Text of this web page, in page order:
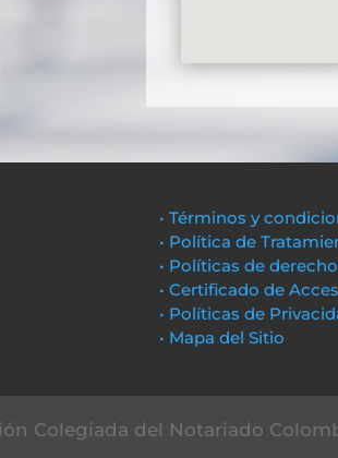
• Términos y
• Política de
• Políticas de
• Certificado de
• Políticas de
• Mapa del Sitio
Colegiada del Notariado